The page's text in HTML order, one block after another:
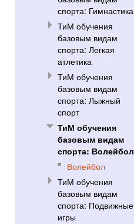
спорта: Гимнастика
ТиМ обучения
базовым видам
спорта: Легкая
атлетика
ТиМ обучения
базовым видам
спорта: Лыжный
спорт
ТиМ обучения
базовым видам
спорта: Волейбол
Волейбол
ТиМ обучения
базовым видам
спорта: Подвижные
игры